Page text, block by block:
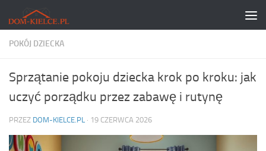
Skip to content
POKÓJ DZIECKA
Sprzątanie pokoju dziecka krok po kroku: jak
uczyć porządku przez zabawę i rutynę
PRZEZ DOM-KIELCE.PL · 19 CZERWCA 2026